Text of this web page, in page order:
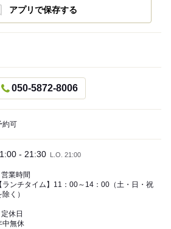
アプリで保存する
050-5872-8006
約可
- 21:30 L.O. 21:00
業時間
【ランチタイム】11：00～14：00（土・日・祝
除く）
休日
中無休